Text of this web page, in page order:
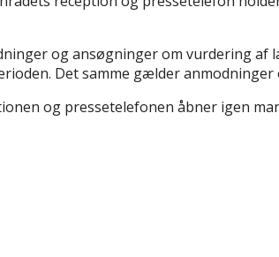
og ansøgninger om vurdering af
Det samme gælder anmodninger
og pressetelefonen åbner igen